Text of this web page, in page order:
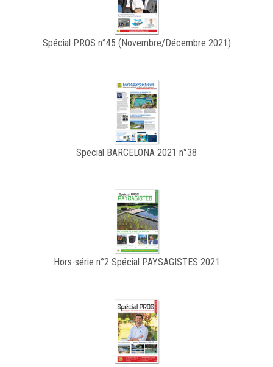
Spécial PROS n°45 (Novembre/Décembre 2021)
Special BARCELONA 2021 n°38
Hors-série n°2 Spécial PAYSAGISTES 2021